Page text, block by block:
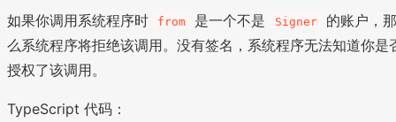
如果你调用系统程序时 from 是一个不是 Signer
的账户，那
么系统程序将拒绝该调用。没有签名，系统程序无法知道你是
授权了该调用。
TypeScript 代码：